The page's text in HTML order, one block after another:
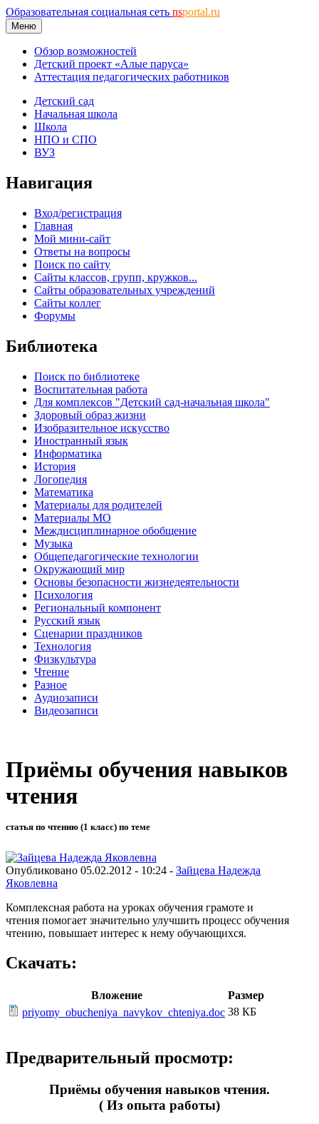
Образовательная социальная сеть nsportal.ru
Меню
Обзор возможностей
Детский проект «Алые паруса»
Аттестация педагогических работников
Детский сад
Начальная школа
Школа
НПО и СПО
ВУЗ
Навигация
Вход/регистрация
Главная
Мой мини-сайт
Ответы на вопросы
Поиск по сайту
Сайты классов, групп, кружков...
Сайты образовательных учреждений
Сайты коллег
Форумы
Библиотека
Поиск по библиотеке
Воспитательная работа
Для комплексов "Детский сад-начальная школа"
Здоровый образ жизни
Изобразительное искусство
Иностранный язык
Информатика
История
Логопедия
Математика
Материалы для родителей
Материалы МО
Междисциплинарное обобщение
Музыка
Общепедагогические технологии
Окружающий мир
Основы безопасности жизнедеятельности
Психология
Региональный компонент
Русский язык
Сценарии праздников
Технология
Физкультура
Чтение
Разное
Аудиозаписи
Видеозаписи
Приёмы обучения навыков
чтения
статья по чтению (1 класс) по теме
Опубликовано 05.02.2012 - 10:24 - Зайцева Надежда
Яковлевна
Комплексная работа на уроках обучения грамоте и
чтения помогает значительно улучшить процесс обучения
чтению, повышает интерес к нему обучающихся.
Скачать:
Вложение
Размер
priyomy_obucheniya_navykov_chteniya.doc 38 КБ
Предварительный просмотр:
Приёмы обучения навыков чтения.
( Из опыта работы)